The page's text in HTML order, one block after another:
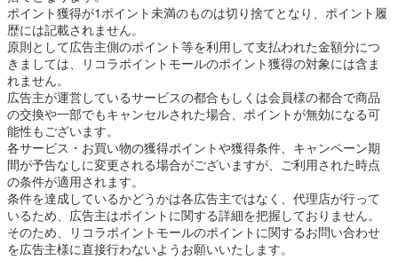
ポイント獲得が1ポイント未満のものは切り捨てとなり、ポイント履
歴には記載されません。
原則として広告主側のポイント等を利用して支払われた金額分につ
きましては、リコラポイントモールのポイント獲得の対象には含ま
れません。
広告主が運営しているサービスの都合もしくは会員様の都合で商品
の交換や一部でもキャンセルされた場合、ポイントが無効になる可
能性もございます。
各サービス・お買い物の獲得ポイントや獲得条件、キャンペーン期
間が予告なしに変更される場合がございますが、ご利用された時点
の条件が適用されます。
条件を達成しているかどうかは各広告主ではなく、代理店が行って
いるため、広告主はポイントに関する詳細を把握しておりません。
そのため、リコラポイントモールのポイントに関するお問い合わせ
を広告主様に直接行わないようお願いいたします。